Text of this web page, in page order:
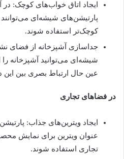
ایجاد اتاق خواب‌های کوچک: در
پارتیشن‌های شیشه‌ای می‌توانند
کوچک‌تر استفاده شوند.
جداسازی آشپزخانه از فضای
شیشه‌ای می‌توانید آشپزخانه
عین حال ارتباط بصری بین این
در فضاهای تجاری
ایجاد ویترین‌های جذاب:
عنوان ویترین برای نمایش
تجاری استفاده شوند.